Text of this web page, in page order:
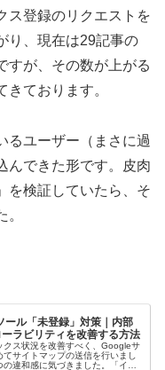
ス登録のリクエストを
り、現在は29記事の
すが、その数が上がる
ております。
るユーザー（まさに過
んできた形です。皮肉
を検証していたら、そ
ール「未登録」対策｜内部
ラビリティを改善する方法
クス状況を改善すべく、Googleサ
サイトマップの送信を行いまし
違和感に気づきました。「イン